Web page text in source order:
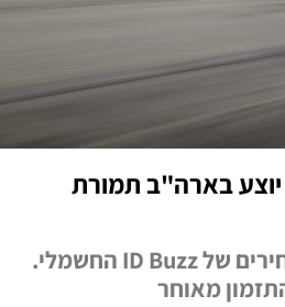
יוצע בארה"ב תמורת
פולקסווגן חשפה את מפרט האבזור ואת המחירים של ID Buzz החשמלי.
מאוחר